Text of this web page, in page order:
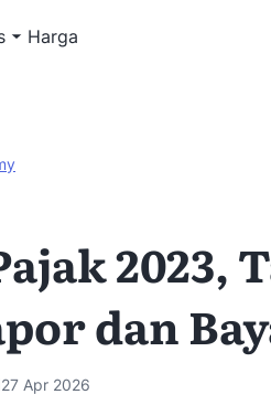
Harga
2023,
dan
27 Apr 2026